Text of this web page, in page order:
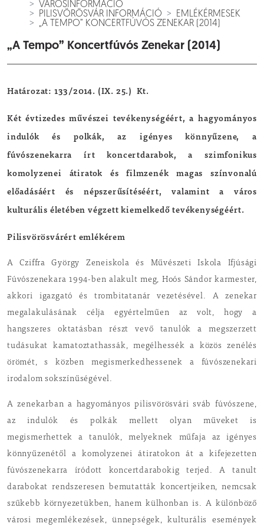
VÁROSINFORMÁCIÓ
PILISVÖRÖSVÁR INFORMÁCIÓ
EMLÉKÉRMESEK
„A TEMPO” KONCERTFÚVÓS ZENEKAR (2014)
„A Tempo” Koncertfúvós Zenekar (2014)
Határozat: 133/2014. (IX. 25.) Kt.
Két évtizedes művészei tevékenységéért, a hagyományos
indulók és polkák, az igényes könnyűzene, a
fúvószenekarra írt koncertdarabok, a szimfonikus
komolyzenei átiratok és filmzenék magas színvonalú
előadásáért és népszerűsítéséért, valamint a város
kulturális életében végzett kiemelkedő tevékenységéért.
Pilisvörösvárért emlékérem
A Cziffra György Zeneiskola és Művészeti Iskola Ifjúsági
Fúvószenekara 1994-ben alakult meg, Hoós Sándor karmester,
akkori igazgató és trombitatanár vezetésével. A zenekar
megalakulásának célja egyértelműen az volt, hogy a
hangszeres oktatásban részt vevő tanulók a megszerzett
tudásukat kamatoztathassák, megélhessék a közös zenélés
örömét, s közben megismerkedhessenek a fúvószenekari
irodalom sokszínűségével.
A zenekarban a hagyományos pilisvörösvári sváb fúvószene,
az indulók és polkák mellett olyan műveket is
megismerhettek a tanulók, melyeknek műfaja az igényes
könnyűzenétől a komolyzenei átiratokon át a kifejezetten
fúvószenekarra íródott koncertdarabokig terjed. A tanult
darabokat rendszeresen bemutatták koncertjeiken, nemcsak
szűkebb környezetükben, hanem külhonban is. A különböző
városi megemlékezések, ünnepségek, kulturális események